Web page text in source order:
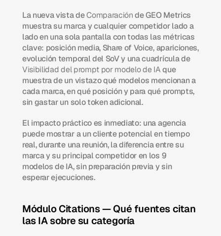
La nueva vista de Comparación de GEO Metrics
muestra su marca y cualquier competidor lado a
lado en una sola pantalla con todas las métricas
clave: posición media, Share of Voice, apariciones,
evolución temporal del SoV y una cuadrícula de
Visibilidad del prompt por modelo de IA que
muestra de un vistazo qué modelos mencionan a
cada marca, en qué posición y para qué prompts,
sin gastar un solo token adicional.
El impacto práctico es inmediato: una agencia
puede mostrar a un cliente potencial en tiempo
real, durante una reunión, la diferencia entre su
marca y su principal competidor en los 9
modelos de IA, sin preparación previa y sin
esperar ejecuciones.
Módulo Citations — Qué fuentes citan
las IA sobre su categoría